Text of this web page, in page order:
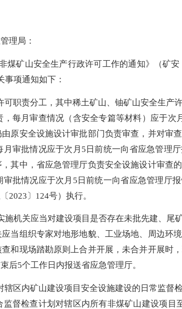
理局 ：
煤矿山安全生产行政许可工作的通知》（矿安
项通知如下：
可职责分工，其中稀土矿山、铀矿山安全生产
每月审查情况（含安全专篇等材料）应于次月
原安全设施设计审批部门负责审查，并对审查
月审批情况应于次月 5日前统一向省应急管理
其中，省应急管理厅负责安全设施设计审查
审批情况应于次月 5日前统一向省应急管理厅
2023〕124号）执行。
施机关应当对建设项目是否存在未批先建、尾
当组织专家对地形地貌、工业场地、周边环
和现场踏勘原则上合并开展，未合并开展时
后5个工作日内报送省应急管理厅。
辖区内矿山建设项目安全设施建设的日常监督
督检查计划对辖区内所有非煤矿山建设项目